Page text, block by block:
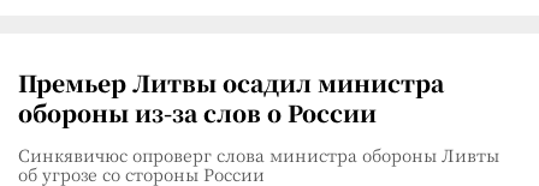
Премьер Литвы осадил министра
обороны из-за слов о России
Синкявичюс опроверг слова министра обороны Ливты
об угрозе со стороны России